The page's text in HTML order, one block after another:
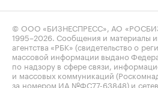
© ООО «БИЗНЕСПРЕСС», АО
1995–2026. Сообщения и материалы
агентства «РБК» (свидетельство о
массовой информации выдано
по надзору в сфере связи,
и массовых коммуникаций
за номером ИА №ФС77-63848) и